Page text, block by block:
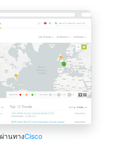
ผ่านทางCisco